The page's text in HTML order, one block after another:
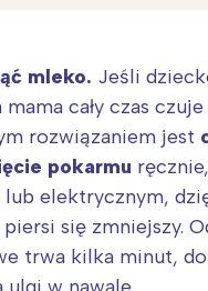
mleko. Jeśli
mama cały czas
rozwiązaniem jest
pokarmu
lub elektrycznym,
się zmniejszy.
trwa kilka minut,